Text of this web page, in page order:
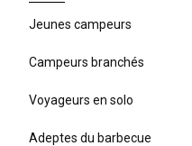
Jeunes campeurs
Campeurs branchés
Voyageurs en solo
Adeptes du barbecue